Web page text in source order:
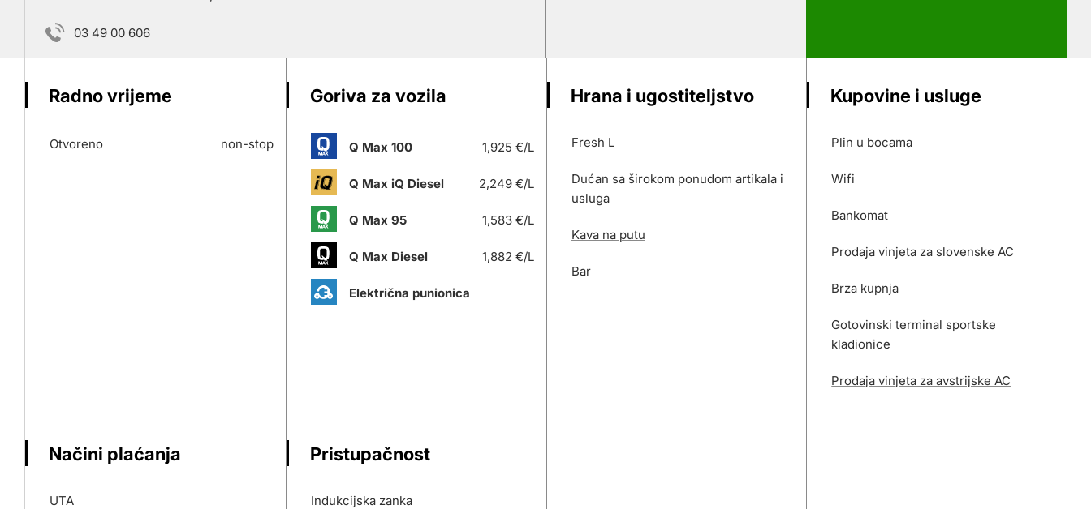
03 49 00 606
Radno vrijeme
Otvoreno non-stop
Goriva za vozila
Q Max 100 1,925 €/L
Q Max iQ Diesel 2,249 €/L
Q Max 95 1,583 €/L
Q Max Diesel 1,882 €/L
Električna punionica
Hrana i ugostiteljstvo
Fresh L
Dućan sa širokom ponudom artikala i
usluga
Kava na putu
Bar
Kupovine i usluge
Plin u bocama
Wifi
Bankomat
Prodaja vinjeta za slovenske AC
Brza kupnja
Gotovinski terminal sportske
kladionice
Prodaja vinjeta za avstrijske AC
Načini plaćanja
UTA
Pristupačnost
Indukcijska zanka